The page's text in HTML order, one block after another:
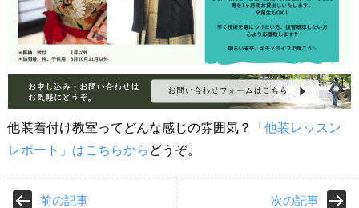
他装着付け教室ってどんな感じの雰囲気？
「他装レッスン
レポート」はこちらから どうぞ。
前の記事 次の記事